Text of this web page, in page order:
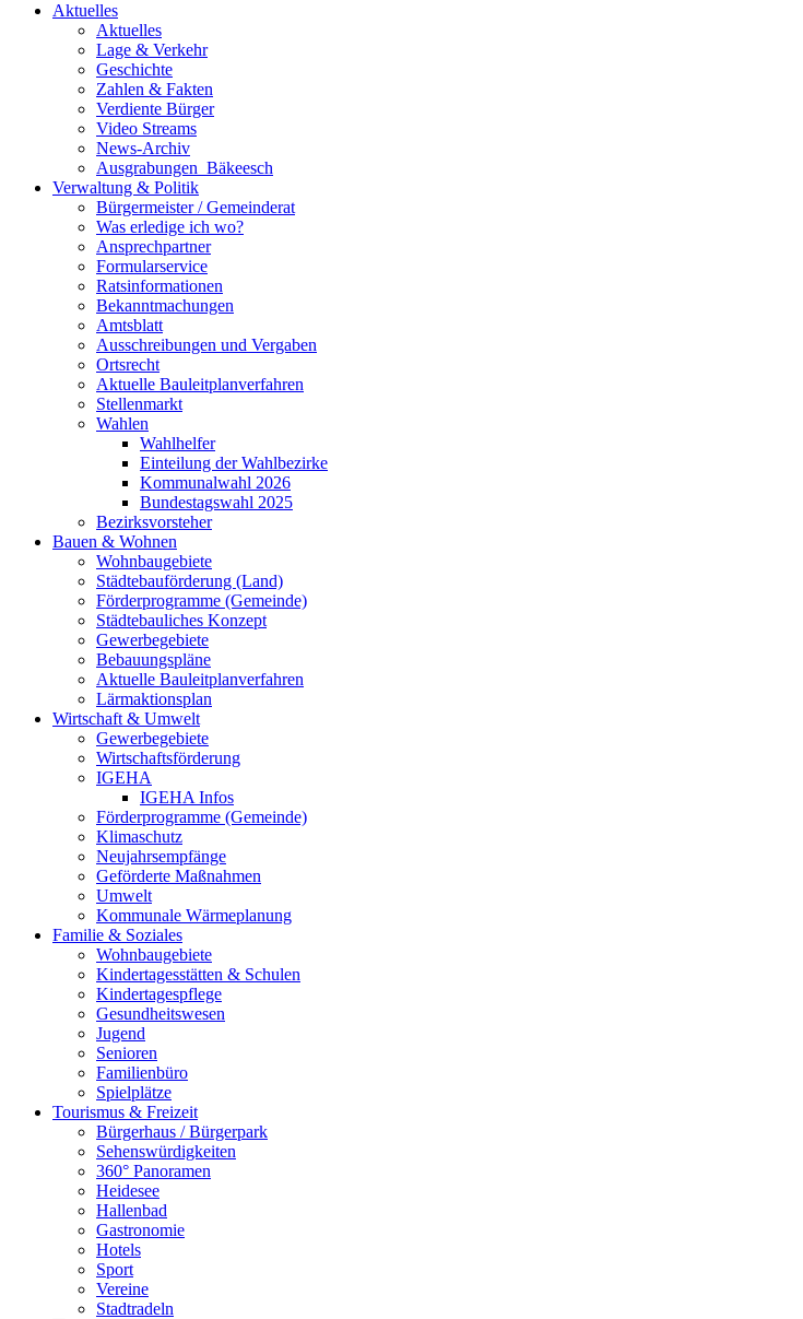
Aktuelles
Aktuelles
Lage & Verkehr
Geschichte
Zahlen & Fakten
Verdiente Bürger
Video Streams
News-Archiv
Ausgrabungen_Bäkeesch
Verwaltung & Politik
Bürgermeister / Gemeinderat
Was erledige ich wo?
Ansprechpartner
Formularservice
Ratsinformationen
Bekanntmachungen
Amtsblatt
Ausschreibungen und Vergaben
Ortsrecht
Aktuelle Bauleitplanverfahren
Stellenmarkt
Wahlen
Wahlhelfer
Einteilung der Wahlbezirke
Kommunalwahl 2026
Bundestagswahl 2025
Bezirksvorsteher
Bauen & Wohnen
Wohnbaugebiete
Städtebauförderung (Land)
Förderprogramme (Gemeinde)
Städtebauliches Konzept
Gewerbegebiete
Bebauungspläne
Aktuelle Bauleitplanverfahren
Lärmaktionsplan
Wirtschaft & Umwelt
Gewerbegebiete
Wirtschaftsförderung
IGEHA
IGEHA Infos
Förderprogramme (Gemeinde)
Klimaschutz
Neujahrsempfänge
Geförderte Maßnahmen
Umwelt
Kommunale Wärmeplanung
Familie & Soziales
Wohnbaugebiete
Kindertagesstätten & Schulen
Kindertagespflege
Gesundheitswesen
Jugend
Senioren
Familienbüro
Spielplätze
Tourismus & Freizeit
Bürgerhaus / Bürgerpark
Sehenswürdigkeiten
360° Panoramen
Heidesee
Hallenbad
Gastronomie
Hotels
Sport
Vereine
Stadtradeln